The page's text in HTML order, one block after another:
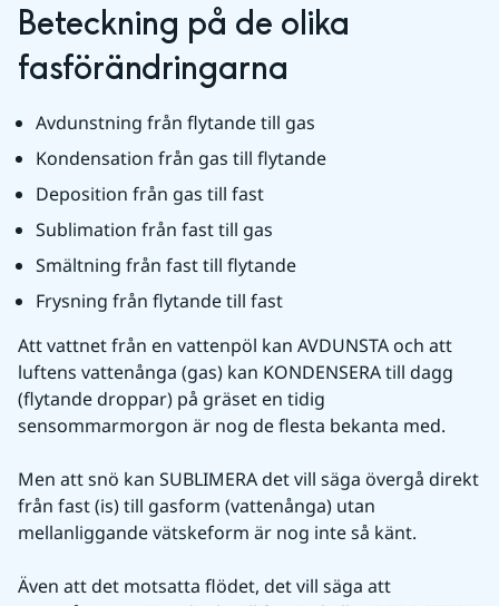
Beteckning på de olika
fasförändringarna
Avdunstning från flytande till gas
Kondensation från gas till flytande
Deposition från gas till fast
Sublimation från fast till gas
Smältning från fast till flytande
Frysning från flytande till fast
Att vattnet från en vattenpöl kan AVDUNSTA och att
luftens vattenånga (gas) kan KONDENSERA till dagg
(flytande droppar) på gräset en tidig
sensommarmorgon är nog de flesta bekanta med.
Men att snö kan SUBLIMERA det vill säga övergå direkt
från fast (is) till gasform (vattenånga) utan
mellanliggande vätskeform är nog inte så känt.
Även att det motsatta flödet, det vill säga att